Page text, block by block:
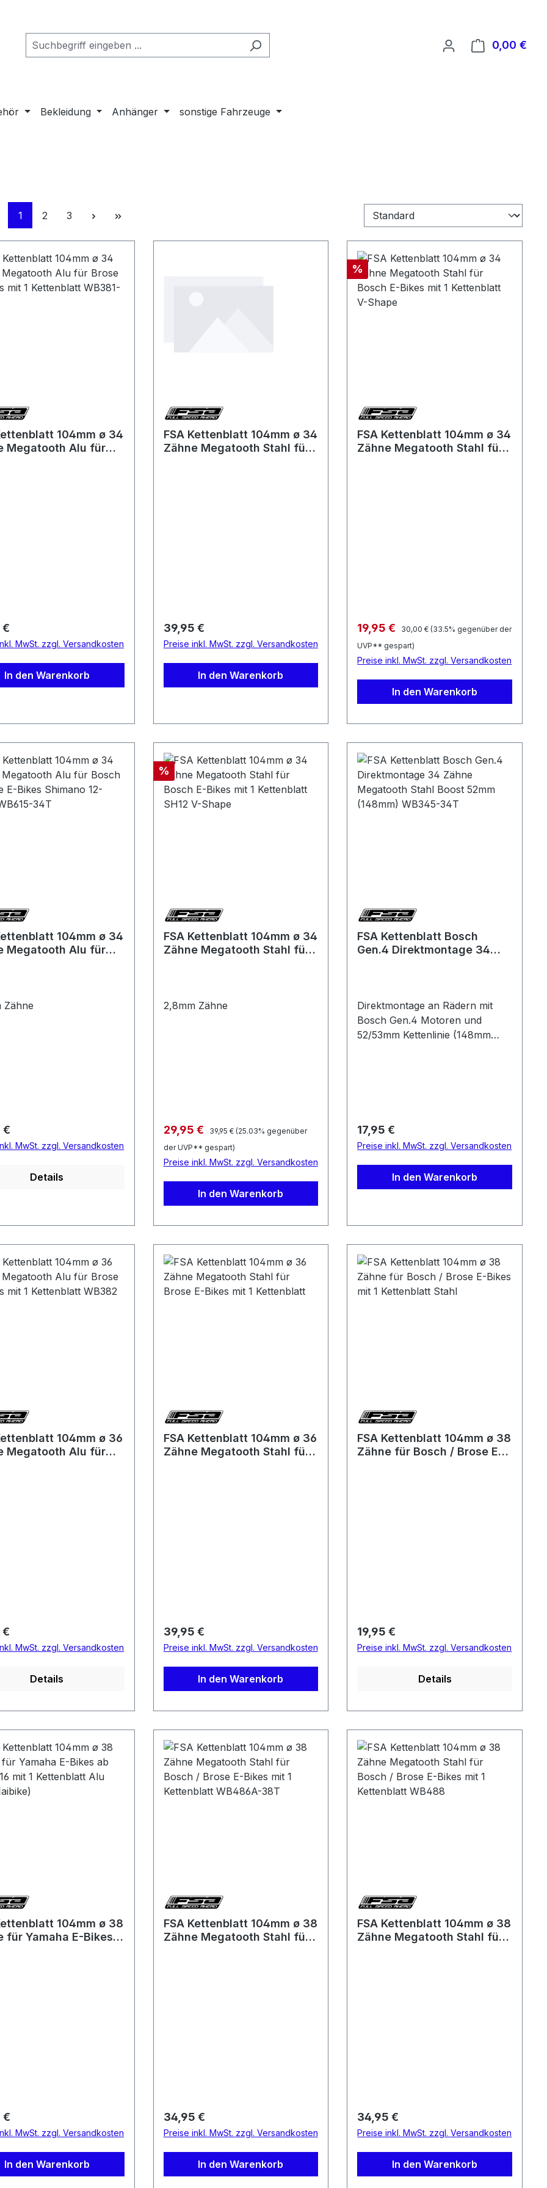
0,00 €
Bekleidung Anhänger sonstige Fahrzeuge
Seite
1 Seite
2 Seite
3
104mm ø 34
Megatooth Alu für
Preis:
€
MwSt. zzgl. Versandkosten
In den Warenkorb
FSA Kettenblatt 104mm ø 34
Zähne Megatooth Stahl für
Regulärer Preis:
39,95 €
Preise inkl. MwSt. zzgl. Versandkosten
In den Warenkorb
Rabatt
%
FSA Kettenblatt 104mm ø 34
Zähne Megatooth Stahl für
Verkaufspreis:
19,95 € Regulärer Preis:
30,00 € (33.5% gegenüber der
UVP** gespart)
Preise inkl. MwSt. zzgl. Versandkosten
In den Warenkorb
104mm ø 34
Megatooth Alu für
Zähne
Preis:
€
MwSt. zzgl. Versandkosten
Details
Rabatt
%
FSA Kettenblatt 104mm ø 34
Zähne Megatooth Stahl für
2,8mm Zähne
Verkaufspreis:
29,95 € Regulärer Preis:
39,95 € (25.03% gegenüber
der UVP** gespart)
Preise inkl. MwSt. zzgl. Versandkosten
In den Warenkorb
FSA Kettenblatt Bosch
Gen.4 Direktmontage 34
Direktmontage an Rädern mit
Bosch Gen.4 Motoren und
52/53mm Kettenlinie (148mm
Regulärer Preis:
17,95 €
Preise inkl. MwSt. zzgl. Versandkosten
In den Warenkorb
104mm ø 36
Megatooth Alu für
Preis:
€
MwSt. zzgl. Versandkosten
Details
FSA Kettenblatt 104mm ø 36
Zähne Megatooth Stahl für
Regulärer Preis:
39,95 €
Preise inkl. MwSt. zzgl. Versandkosten
In den Warenkorb
FSA Kettenblatt 104mm ø 38
Zähne für Bosch / Brose E-
Regulärer Preis:
19,95 €
Preise inkl. MwSt. zzgl. Versandkosten
Details
104mm ø 38
für Yamaha E-Bikes
Preis:
€
MwSt. zzgl. Versandkosten
In den Warenkorb
FSA Kettenblatt 104mm ø 38
Zähne Megatooth Stahl für
Regulärer Preis:
34,95 €
Preise inkl. MwSt. zzgl. Versandkosten
In den Warenkorb
FSA Kettenblatt 104mm ø 38
Zähne Megatooth Stahl für
Regulärer Preis:
34,95 €
Preise inkl. MwSt. zzgl. Versandkosten
In den Warenkorb